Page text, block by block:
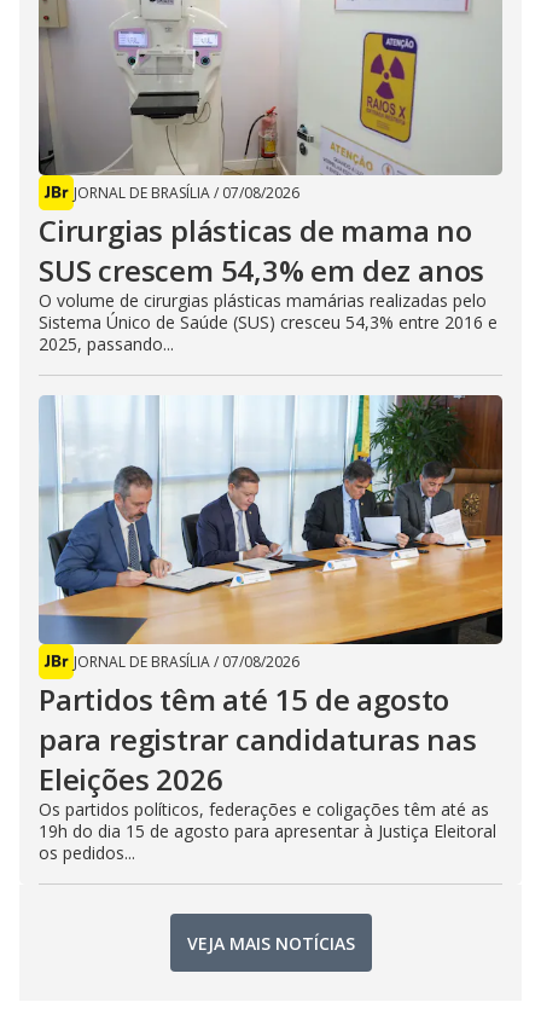
JORNAL DE BRASÍLIA/ 07/08/2026
Cirurgias plásticas de mama no
SUS crescem 54,3% em dez anos
O volume de cirurgias plásticas mamárias realizadas pelo
Sistema Único de Saúde (SUS) cresceu 54,3% entre 2016 e
2025, passando...
JORNAL DE BRASÍLIA/ 07/08/2026
Partidos têm até 15 de agosto
para registrar candidaturas nas
Eleições 2026
Os partidos políticos, federações e coligações têm até as
19h do dia 15 de agosto para apresentar à Justiça Eleitoral
os pedidos...
VEJA MAIS NOTÍCIAS